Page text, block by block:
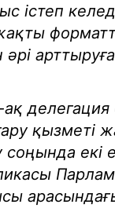
істеп
әрі
делегация
қызметі
соңында екі